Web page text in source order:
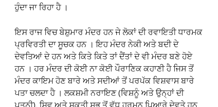
ਹੁੰਦਾ ਜਾ ਰਿਹਾ ਹੈ ।
ਇਸ ਰਾਜ ਵਿਚ ਬੇਸ਼ੁਮਾਰ ਮੰਦਰ ਹਨ ਜੇ ਲੋਕਾਂ ਦੀ ਰਵਾਇਤੀ ਧਾਰਮਕ
ਪ੍ਰਵਿਰਤੀ ਦਾ ਸੂਚਕ ਹਨ । ਇਹ ਮੰਦਰ ਨੇਕੀ ਅਤੇ ਬਦੀ ਦੇ
ਦੇਵਤਿਆਂ ਦੇ ਹਨ ਅਤੇ ਕਿਤੇ ਕਿਤੇ ਤਾਂ ਦੈਂਤਾਂ ਦੇ ਵੀ ਮੰਦਰ ਬਣੇ ਹੋਏ
ਹਨ । ਹਰ ਮੰਦਰ ਦੀ ਕੋਈ ਨਾ ਕੋਈ ਪੌਰਾਣਿਕ ਕਹਾਣੀ ਹੈ ਜਿਸ ਤੋਂ
ਮੰਦਰ ਕਾਇਮ ਹੋਣ ਬਾਰੇ ਅਤੇ ਸਦੀਆਂ ਤੋਂ ਪਰਪੱਕ ਵਿਸ਼ਵਾਸ ਬਾਰੇ
ਪਤਾ ਚਲਦਾ ਹੈ । ਲਕਸ਼ਮੀ ਨਰਾਇਣ (ਵਿਸ਼ਨੂੰ ਅਤੇ ਉਨ੍ਹਾਂ ਦੀ
ਪਤਨੀ), ਸ਼ਿਵ ਅਤੇ ਸ਼ਕਤੀ ਸਭ ਤੋਂ ਵੱਧ ਹਰਮਨ ਪਿਆਰੇ ਦੇਵਤੇ ਹਨ